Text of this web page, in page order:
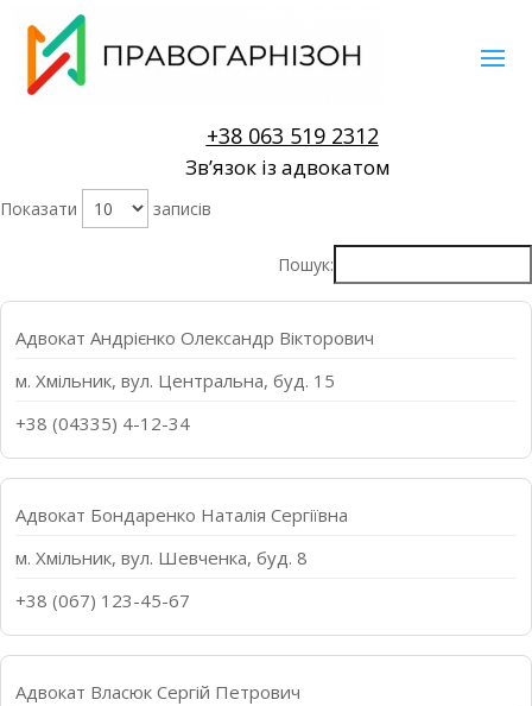
+38 063 519 2312
Звʼязок із адвокатом
Показати записів
Пошук:
Адвокат Андрієнко Олександр Вікторович
м. Хмільник, вул. Центральна, буд. 15
+38 (04335) 4-12-34
Адвокат Бондаренко Наталія Сергіївна
м. Хмільник, вул. Шевченка, буд. 8
+38 (067) 123-45-67
Адвокат Власюк Сергій Петрович